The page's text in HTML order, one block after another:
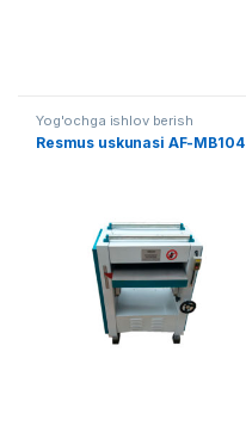
Yog'ochga ishlov berish
Resmus uskunasi AF-MB104